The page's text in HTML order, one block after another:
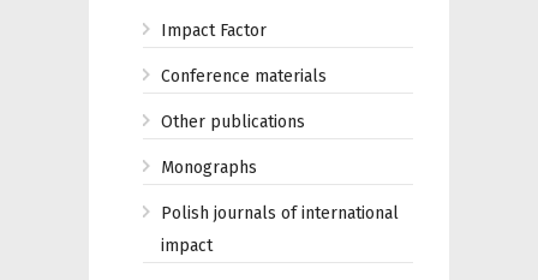
Impact Factor
Conference materials
Other publications
Monographs
Polish journals of international
impact